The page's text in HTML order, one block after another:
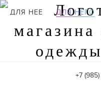
ДЛЯ НЕЕ ДЛЯ НЕГО
+7